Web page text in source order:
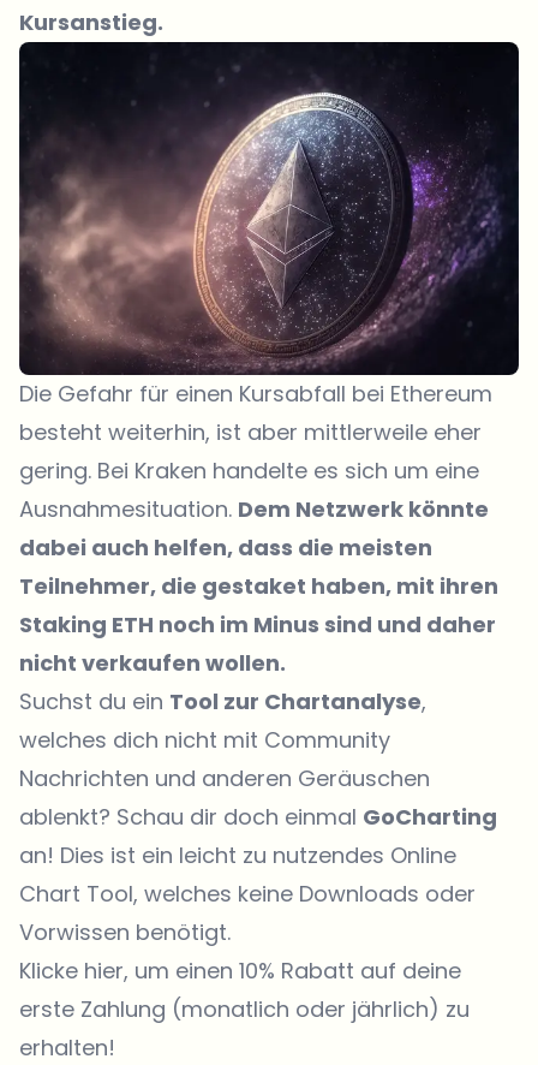
Kursanstieg.
Die Gefahr für einen Kursabfall bei Ethereum
besteht weiterhin, ist aber mittlerweile eher
gering. Bei Kraken handelte es sich um eine
Ausnahmesituation. Dem Netzwerk könnte
dabei auch helfen, dass die meisten
Teilnehmer, die gestaket haben, mit ihren
Staking ETH noch im Minus sind und daher
nicht verkaufen wollen.
Suchst du ein Tool zur Chartanalyse,
welches dich nicht mit Community
Nachrichten und anderen Geräuschen
ablenkt? Schau dir doch einmal GoCharting
an! Dies ist ein leicht zu nutzendes Online
Chart Tool, welches keine Downloads oder
Vorwissen benötigt.
Klicke hier, um einen 10% Rabatt auf deine
erste Zahlung (monatlich oder jährlich) zu
erhalten!